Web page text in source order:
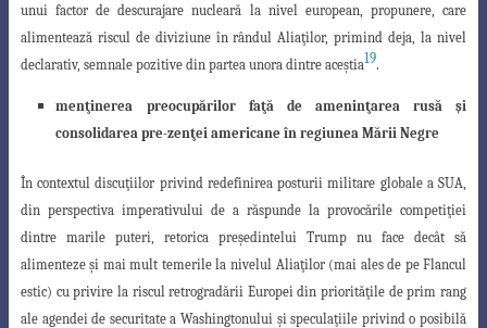
unui factor de descurajare nucleară la nivel european, propunere, care
alimentează riscul de diviziune în rândul Aliaţilor, primind deja, la nivel
declarativ, semnale pozitive din partea unora dintre aceştia19.
menţinerea preocupărilor faţă de ameninţarea rusă şi
consolidarea pre-zenţei americane în regiunea Mării Negre
În contextul discuţiilor privind redefinirea posturii militare globale a SUA,
din perspectiva imperativului de a răspunde la provocările competiţiei
dintre marile puteri , retorica preşedintelui Trump nu face decât să
alimenteze şi mai mult temerile la nivelul Aliaţilor (mai ales de pe Flancul
estic) cu privire la riscul retrogradării Europei din priorităţile de prim rang
ale agendei de securitate a Washingtonului şi speculaţiile privind o posibilă